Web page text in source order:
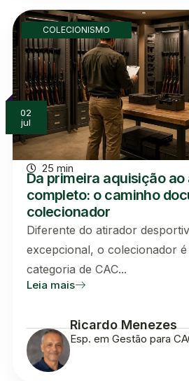
COLECIONISMO
02
jul
25 min
Da primeira aquisição
completo: o caminho
colecionador
Diferente do atirador
excepcional, o colecionador
categoria de CAC...
Leia mais
Ricardo Menezes
Esp. em Gestão para